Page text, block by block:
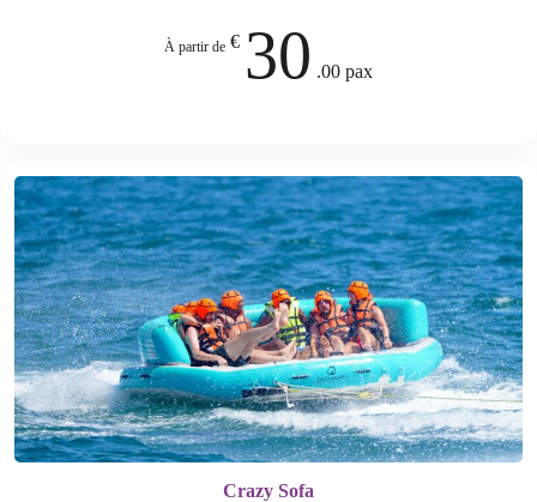
À partir de € 30 .00 pax
Crazy Sofa